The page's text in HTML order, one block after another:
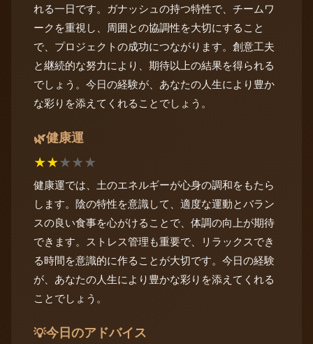
れる一日です。ガナッシュの持つ特性で、チームワ
ークを重視し、周囲との協調性を大切にすること
で、プロジェクトの成功につながります。創意工夫
と継続的な努力により、期待以上の結果を得られる
でしょう。今日の経験が、あなたの人生により豊か
な彩りを添えてくれることでしょう。
🌿健康運
★★★★★
健康運では、土のエネルギーが心身の調和をもたら
します。陰の特性を意識して、適度な運動とバラン
スの良い食事を心がけることで、体調の向上が期待
できます。ストレス管理も重要で、リラックスでき
る時間を意識的に作ることが大切です。今日の経験
が、あなたの人生により豊かな彩りを添えてくれる
ことでしょう。
💡今日のアドバイス